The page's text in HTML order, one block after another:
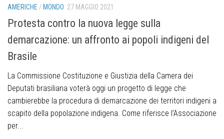
AMERICHE / MONDO 27 MAGGIO 2021
Protesta contro la nuova legge sulla
demarcazione: un affronto ai popoli indigeni del
Brasile
La Commissione Costituzione e Giustizia della Camera dei
Deputati brasiliana voterà oggi un progetto di legge che
cambierebbe la procedura di demarcazione dei territori indigeni a
scapito della popolazione indigena. Come riferisce l’Associazione
per...